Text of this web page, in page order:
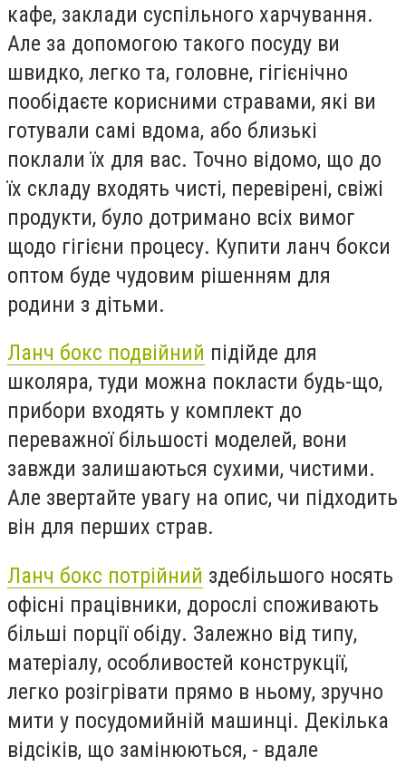
кафе, заклади суспільного харчування.
Але за допомогою такого посуду ви
швидко, легко та, головне, гігієнічно
пообідаєте корисними стравами, які ви
готували самі вдома, або близькі
поклали їх для вас. Точно відомо, що до
їх складу входять чисті, перевірені, свіжі
продукти, було дотримано всіх вимог
щодо гігієни процесу. Купити ланч бокси
оптом буде чудовим рішенням для
родини з дітьми.
Ланч бокс подвійний підійде для
школяра, туди можна покласти будь-що,
прибори входять у комплект до
переважної більшості моделей, вони
завжди залишаються сухими, чистими.
Але звертайте увагу на опис, чи підходить
він для перших страв.
Ланч бокс потрійний здебільшого носять
офісні працівники, дорослі споживають
більші порції обіду. Залежно від типу,
матеріалу, особливостей конструкції,
легко розігрівати прямо в ньому, зручно
мити у посудомийній машинці. Декілька
відсіків, що замінюються, - вдале